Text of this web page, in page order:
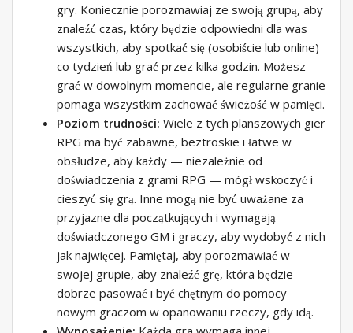
gry. Koniecznie porozmawiaj ze swoją grupą, aby
znaleźć czas, który będzie odpowiedni dla was
wszystkich, aby spotkać się (osobiście lub online)
co tydzień lub grać przez kilka godzin. Możesz
grać w dowolnym momencie, ale regularne granie
pomaga wszystkim zachować świeżość w pamięci.
Poziom trudności: Wiele z tych planszowych gier
RPG ma być zabawne, beztroskie i łatwe w
obsłudze, aby każdy — niezależnie od
doświadczenia z grami RPG — mógł wskoczyć i
cieszyć się grą. Inne mogą nie być uważane za
przyjazne dla początkujących i wymagają
doświadczonego GM i graczy, aby wydobyć z nich
jak najwięcej. Pamiętaj, aby porozmawiać w
swojej grupie, aby znaleźć grę, która będzie
dobrze pasować i być chętnym do pomocy
nowym graczom w opanowaniu rzeczy, gdy idą.